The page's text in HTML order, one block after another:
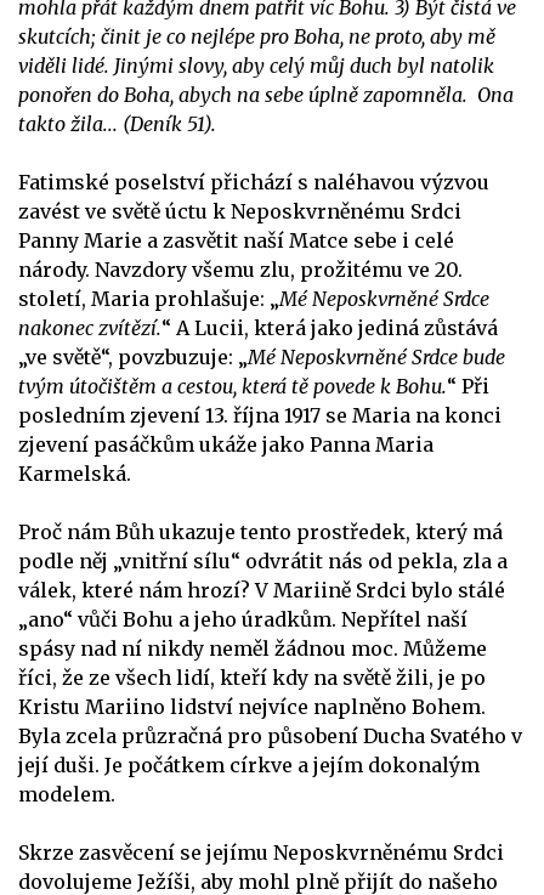
mohla přát každým dnem patřit víc Bohu. 3) Být čistá ve
skutcích; činit je co nejlépe pro Boha, ne proto, aby mě
viděli lidé. Jinými slovy, aby celý můj duch byl natolik
ponořen do Boha, abych na sebe úplně zapomněla. Ona
takto žila... (Deník 51).
Fatimské poselství přichází s naléhavou výzvou
zavést ve světě úctu k Neposkvrněnému Srdci
Panny Marie a zasvětit naší Matce sebe i celé
národy. Navzdory všemu zlu, prožitému ve 20.
století, Maria prohlašuje: „Mé Neposkvrněné Srdce
nakonec zvítězí.“ A Lucii, která jako jediná zůstává
„ve světě“, povzbuzuje: „Mé Neposkvrněné Srdce bude
tvým útočištěm a cestou, která tě povede k Bohu.“ Při
posledním zjevení 13. října 1917 se Maria na konci
zjevení pasáčkům ukáže jako Panna Maria
Karmelská.
Proč nám Bůh ukazuje tento prostředek, který má
podle něj „vnitřní sílu“ odvrátit nás od pekla, zla a
válek, které nám hrozí? V Mariině Srdci bylo stálé
„ano“ vůči Bohu a jeho úradkům. Nepřítel naší
spásy nad ní nikdy neměl žádnou moc. Můžeme
říci, že ze všech lidí, kteří kdy na světě žili, je po
Kristu Mariino lidství nejvíce naplněno Bohem.
Byla zcela průzračná pro působení Ducha Svatého v
její duši. Je počátkem církve a jejím dokonalým
modelem.
Skrze zasvěcení se jejímu Neposkvrněnému Srdci
dovolujeme Ježíši, aby mohl plně přijít do našeho